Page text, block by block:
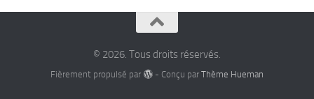
© 2026. Tous droits réservés.
Fièrement propulsé par - Conçu par Thème Hueman